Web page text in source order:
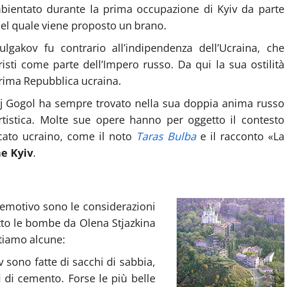
durante la prima occupazione di Kyiv da parte
quale viene proposto un brano.
fu contrario all’indipendenza dell’Ucraina, che
come parte dell’Impero russo. Da qui la sua ostilità
Repubblica ucraina.
ha sempre trovato nella sua doppia anima russo
Molte sue opere hanno per oggetto il contesto
ucraino, come il noto Taras Bulbae il racconto «La
Kyiv.
sono le considerazioni
le bombe da Olena Stjazkina
alcune:
sono fatte di sacchi di sabbia,
di cemento. Forse le più belle